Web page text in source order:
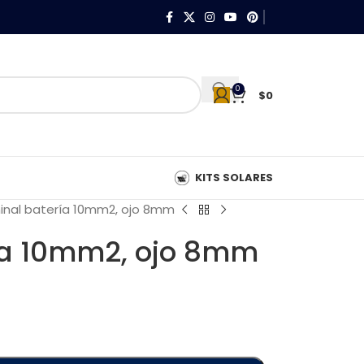
0 $0
KITS SOLARES
batería 10mm2, ojo 8mm
10mm2, ojo 8mm